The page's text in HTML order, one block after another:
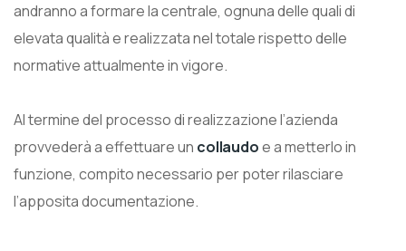
andranno a formare la centrale, ognuna delle quali di
elevata qualità e realizzata nel totale rispetto delle
normative attualmente in vigore.
Al termine del processo di realizzazione l’azienda
provvederà a effettuare un collaudoe a metterlo in
funzione, compito necessario per poter rilasciare
l’apposita documentazione.